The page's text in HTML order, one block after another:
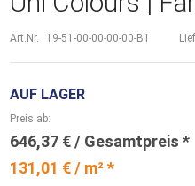
Art.Nr. 19-51-00-00-00-00-B1
AUF LAGER
131,01 € / m² *
Preis ab
646,37 €